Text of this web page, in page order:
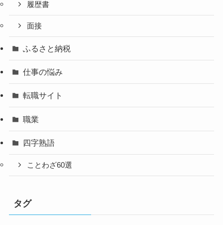
履歴書
面接
ふるさと納税
仕事の悩み
転職サイト
職業
四字熟語
ことわざ60選
タグ